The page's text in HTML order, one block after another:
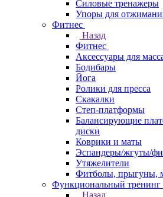
Силовые тренажеры
Упоры для
Фитнес
Назад
Фитнес
Аксессуары для
Бодибары
Йога
Ролики для пресса
Скакалки
Степ-платформы
Балансирующие
диски
Коврики и маты
Эспандеры/жгуты/
Утяжелители
Фитболы, прыгуны,
Функциональный тренинг
Назад